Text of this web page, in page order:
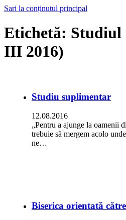
Sari la conținutul principal
Etichetă: Studiul
III 2016)
Studiu suplimentar
12.08.2016
„Pentru a ajunge la oamenii
trebuie să mergem acolo
ne…
Biserica orientată